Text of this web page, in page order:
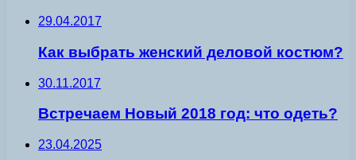
29.04.2017
Как выбрать женский деловой костюм?
30.11.2017
Встречаем Новый 2018 год: что одеть?
23.04.2025